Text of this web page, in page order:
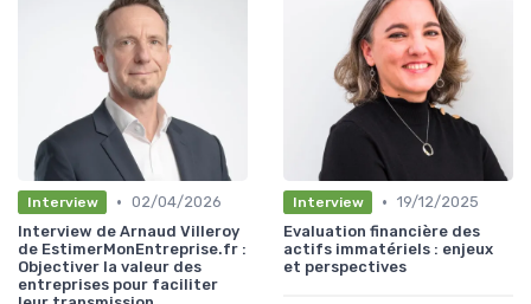
Interview • 02/04/2026
Interview de Arnaud Villeroy
de EstimerMonEntreprise.fr :
Objectiver la valeur des
entreprises pour faciliter
Interview • 19/12/2025
Evaluation financière des
actifs immatériels : enjeux
et perspectives